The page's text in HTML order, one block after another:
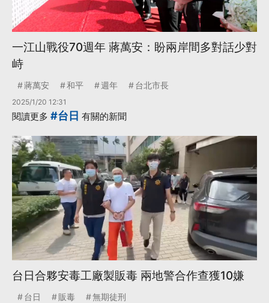
一江山戰役70週年 蔣萬安：盼兩岸間多對話少對
峙
蔣萬安 和平 週年 台北市長
2025/1/20 12:31
閱讀更多 #台日 有關的新聞
台日合夥安毒工廠製販毒 兩地警合作查獲10嫌
台日 販毒 無期徒刑